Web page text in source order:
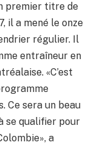
premier titre de
il a mené le onze
régulier. Il
entraîneur en
«C’est
Ce sera un beau
se qualifier pour
a